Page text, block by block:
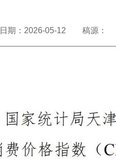
日期：2026-05-12 稿源：